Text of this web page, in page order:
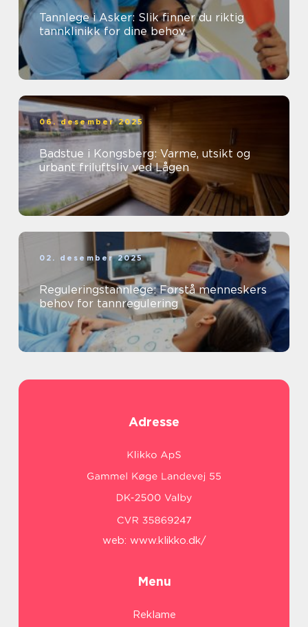
Tannlege i Asker: Slik finner du riktig
tannklinikk for dine behov
06. desember 2025
Badstue i Kongsberg: Varme, utsikt og
urbant friluftsliv ved Lågen
02. desember 2025
Reguleringstannlege: Forstå menneskers
behov for tannregulering
Adresse
web: www.klikko.dk/
Menu
Reklame